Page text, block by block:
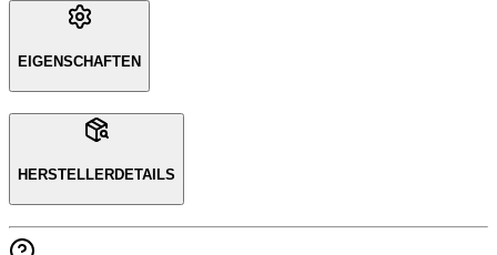
EIGENSCHAFTEN
HERSTELLERDETAILS